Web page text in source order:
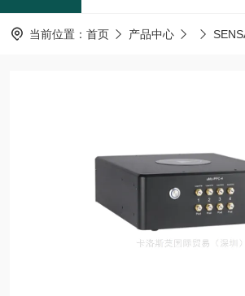
当前位置： 首页 产品中心